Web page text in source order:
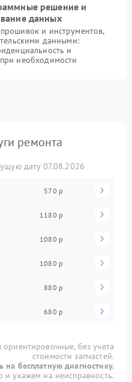
решение и
данных
и инструментов,
данными:
и
необходимости
ремонта
дату 07.08.2026
570 р
1180 р
1080 р
1080 р
880 р
680 р
без учета
стоимости запчастей.
на бесплатную диагностику.
укажем на неисправность.